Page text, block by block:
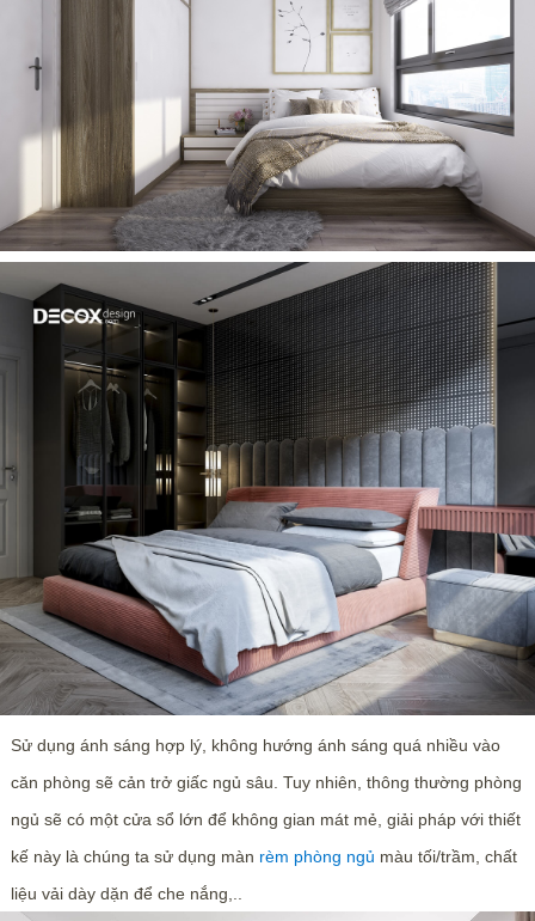
Sử dụng ánh sáng hợp lý, không hướng ánh sáng quá nhiều vào
căn phòng sẽ cản trở giấc ngủ sâu. Tuy nhiên, thông thường phòng
ngủ sẽ có một cửa sổ lớn để không gian mát mẻ, giải pháp với thiết
kế này là chúng ta sử dụng màn rèm phòng ngủ màu tối/trầm, chất
liệu vải dày dặn để che nắng,..